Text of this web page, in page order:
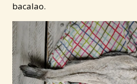
bacalao.